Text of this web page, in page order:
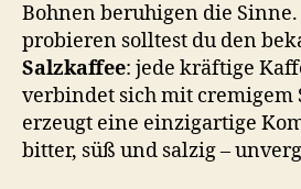
Bohnen beruhigen die Sinne.
probieren solltest du den
Salzkaffee: jede kräftige
verbindet sich mit cremigem
erzeugt eine einzigartige
bitter, süß und salzig –